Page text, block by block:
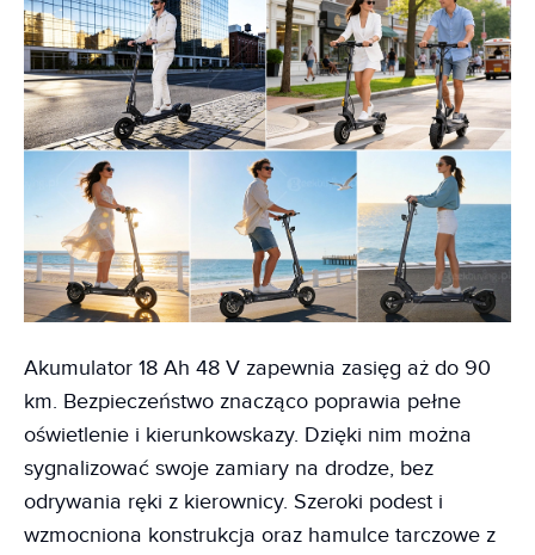
Akumulator 18 Ah 48 V zapewnia zasięg aż do 90
km. Bezpieczeństwo znacząco poprawia pełne
oświetlenie i kierunkowskazy. Dzięki nim można
sygnalizować swoje zamiary na drodze, bez
odrywania ręki z kierownicy. Szeroki podest i
wzmocniona konstrukcja oraz hamulce tarczowe z